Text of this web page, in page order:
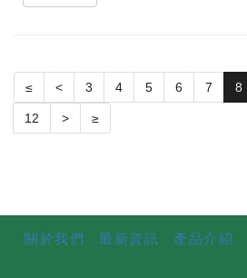
≤ < 3 4 5 6 7 8
12 > ≥
關於我們 最新資訊 產品介紹